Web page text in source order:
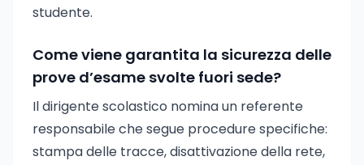
studente.
Come viene garantita la sicurezza delle
prove d’esame svolte fuori sede?
Il dirigente scolastico nomina un referente
responsabile che segue procedure specifiche:
stampa delle tracce, disattivazione della rete,